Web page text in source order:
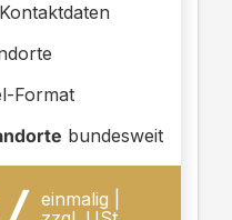
Format
bundesweit
einmalig |